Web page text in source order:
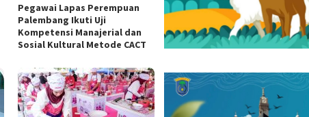
Pegawai Lapas Perempuan
Palembang Ikuti Uji
Kompetensi Manajerial dan
Sosial Kultural Metode CACT